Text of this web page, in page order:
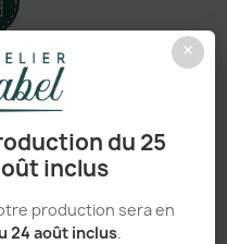
×
du 25
inclus
production sera en
24 août inclus.
de gamme